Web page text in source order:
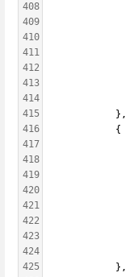
408
409
410
411
412
413
414
415
416
417
418
419
420
421
422
423
424
425
            },
            {
            },